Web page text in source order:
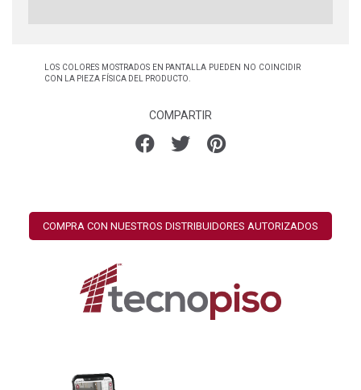
LOS COLORES MOSTRADOS EN PANTALLA PUEDEN NO COINCIDIR
CON LA PIEZA FÍSICA DEL PRODUCTO.
COMPARTIR
COMPRA CON NUESTROS DISTRIBUIDORES AUTORIZADOS